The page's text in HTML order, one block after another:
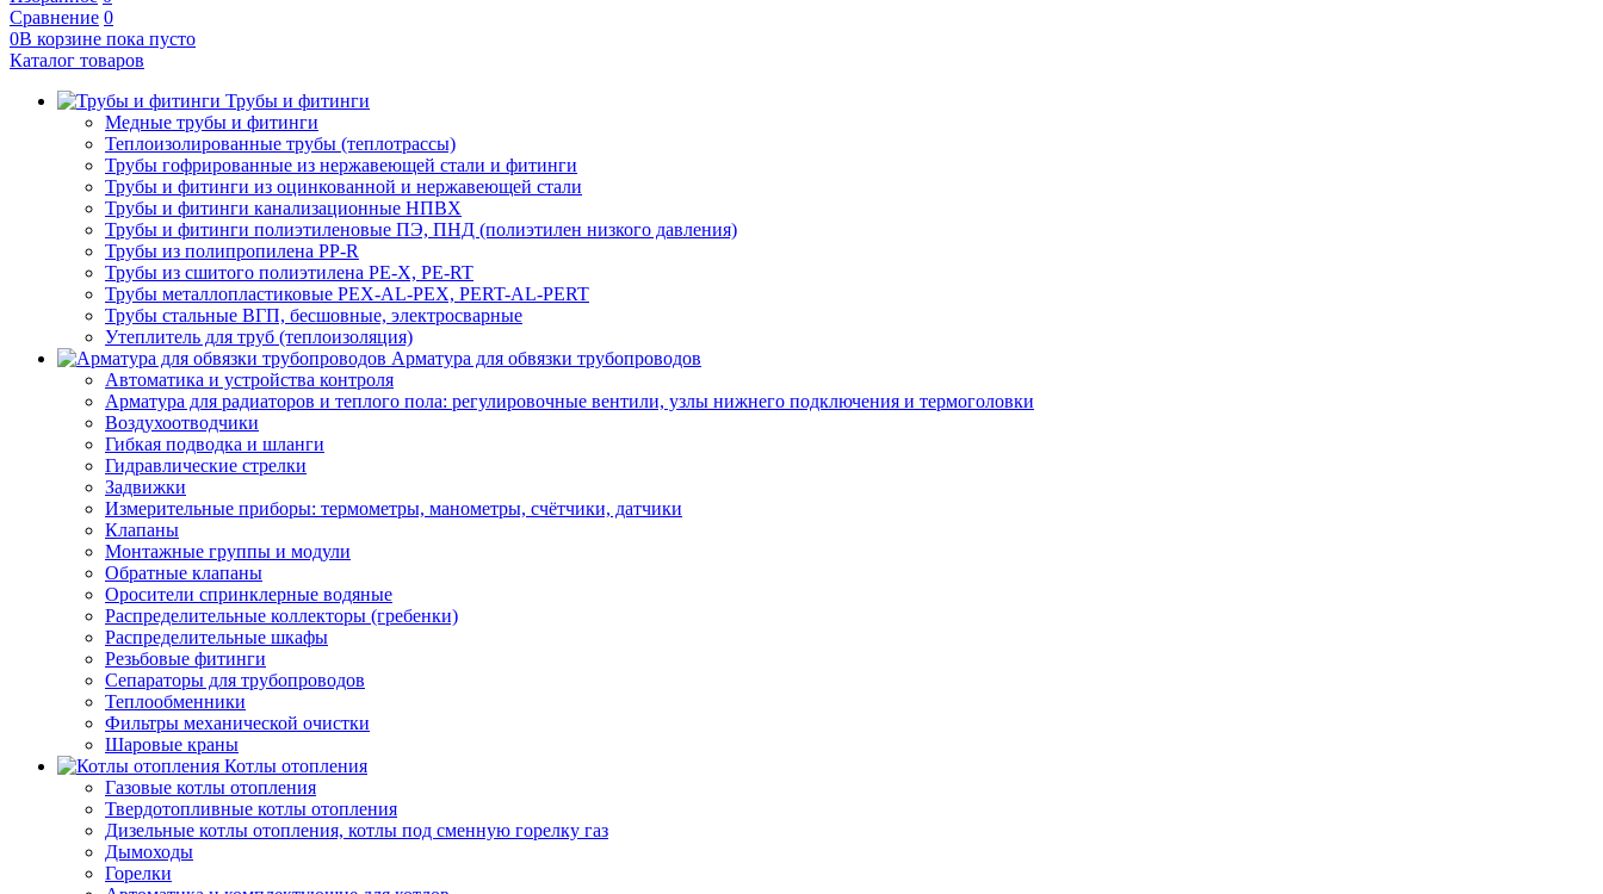
Сравнение 0
0В корзине пока пусто
Каталог товаров
Трубы и фитинги
Медные трубы и фитинги
Теплоизолированные трубы (теплотрассы)
Трубы гофрированные из нержавеющей стали и фитинги
Трубы и фитинги из оцинкованной и нержавеющей стали
Трубы и фитинги канализационные НПВХ
Трубы и фитинги полиэтиленовые ПЭ, ПНД (полиэтилен низкого давления)
Трубы из полипропилена PP-R
Трубы из сшитого полиэтилена PE-X, PE-RT
Трубы металлопластиковые PEX-AL-PEX, PERT-AL-PERT
Трубы стальные ВГП, бесшовные, электросварные
Утеплитель для труб (теплоизоляция)
Арматура для обвязки трубопроводов
Автоматика и устройства контроля
Арматура для радиаторов и теплого пола: регулировочные вентили, узлы нижнего подключения и термоголовки
Воздухоотводчики
Гибкая подводка и шланги
Гидравлические стрелки
Задвижки
Измерительные приборы: термометры, манометры, счётчики, датчики
Клапаны
Монтажные группы и модули
Обратные клапаны
Оросители спринклерные водяные
Распределительные коллекторы (гребенки)
Распределительные шкафы
Резьбовые фитинги
Сепараторы для трубопроводов
Теплообменники
Фильтры механической очистки
Шаровые краны
Котлы отопления
Газовые котлы отопления
Твердотопливные котлы отопления
Дизельные котлы отопления, котлы под сменную горелку газ
Дымоходы
Горелки